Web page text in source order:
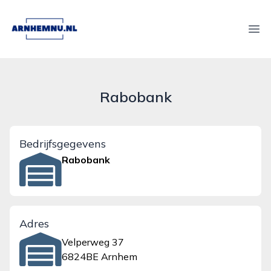
arnhemnu.nl
Rabobank
Bedrijfsgegevens
Rabobank
Adres
Velperweg 37
6824BE Arnhem